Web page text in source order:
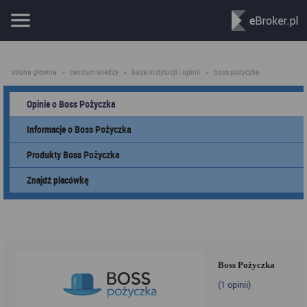
strona główna » centrum wiedzy » baza instytucji i opinii » boss pożyczka
Opinie o Boss Pożyczka
Informacje o Boss Pożyczka
Produkty Boss Pożyczka
Znajdź placówkę
Boss Pożyczka
(1 opinii)